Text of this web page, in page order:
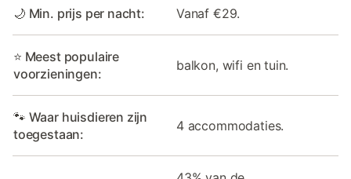
🌙 Min. prijs per nacht: Vanaf €29.
⭐ Meest populaire
voorzieningen:
balkon, wifi en tuin.
🐾 Waar huisdieren zijn
toegestaan:
4 accommodaties.